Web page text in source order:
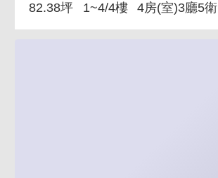
82.38坪 1~4/4樓 4房(室)3廳5衛